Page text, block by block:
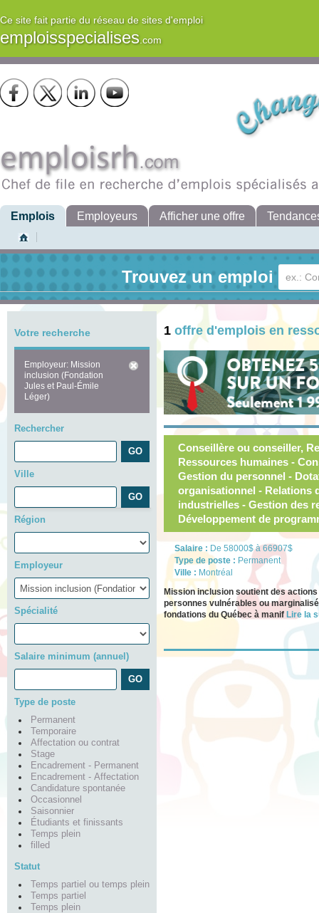
Ce site fait partie du réseau de sites d'emploi
emploisspecialises.com
Emplois Employeurs Afficher une offre
Trouvez un emploi
Votre recherche
Employeur: Mission
inclusion (Fondation
Jules et Paul-Émile
Léger)
Rechercher
Ville
Région
Employeur
Spécialité
Salaire minimum (annuel)
Type de poste
Permanent
Temporaire
Affectation ou contrat
Stage
Encadrement - Permanent
Encadrement - Affectation
Candidature spontanée
Occasionnel
Saisonnier
Étudiants et finissants
Temps plein
filled
Statut
Temps partiel ou temps plein
Temps partiel
Temps plein
1 offre d'emplois en
Conseillère ou conseiller,
Ressources humaines -
Gestion du personnel -
organisationnel - Relations
industrielles - Gestion des
Développement de
Salaire : De 58000$ à 66907$
Type de poste : Permanent
Ville : Montréal
Mission inclusion soutient des
personnes vulnérables ou
fondations du Québec à manif Lire la